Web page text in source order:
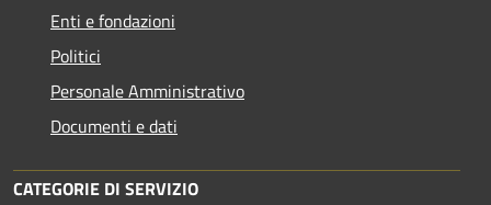
Enti e fondazioni
Politici
Personale Amministrativo
Documenti e dati
CATEGORIE DI SERVIZIO